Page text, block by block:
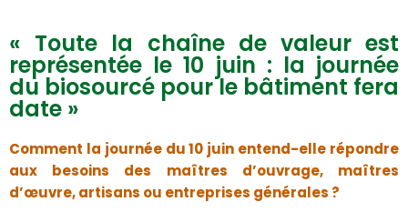
« Toute la chaîne de valeur est
représentée le 10 juin : la journée
du biosourcé pour le bâtiment fera
date »
Comment la journée du 10 juin entend-elle répondre
aux besoins des maîtres d’ouvrage, maîtres
d’œuvre, artisans ou entreprises générales ?